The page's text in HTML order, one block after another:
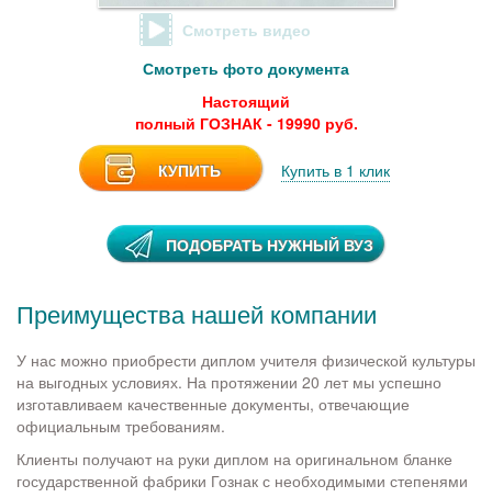
Смотреть видео
Смотреть фото документа
Настоящий
полный ГОЗНАК - 19990 руб.
КУПИТЬ Купить в 1 клик
ПОДОБРАТЬ НУЖНЫЙ ВУЗ
Преимущества нашей компании
У нас можно приобрести диплом учителя физической культуры
на выгодных условиях. На протяжении 20 лет мы успешно
изготавливаем качественные документы, отвечающие
официальным требованиям.
Клиенты получают на руки диплом на оригинальном бланке
государственной фабрики Гознак с необходимыми степенями